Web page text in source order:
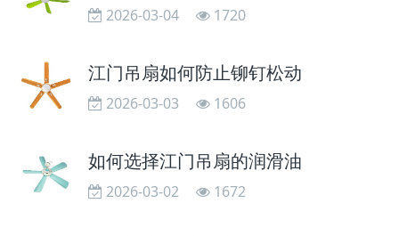
2026-03-04 1720
江门吊扇如何防止铆钉松动
2026-03-03 1606
如何选择江门吊扇的润滑油
2026-03-02 1672